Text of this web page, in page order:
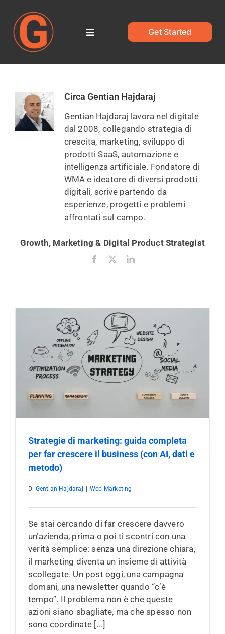
contenuto
Toggle
Home
Blog
Get Started
Circa Gentian Hajdaraj
Gentian Hajdaraj lavora nel digitale
dal 2008, collegando strategia di
crescita, marketing, sviluppo di
prodotti SaaS, automazione e
intelligenza artificiale. Fondatore di
WMA e ideatore di diversi prodotti
digitali, scrive partendo da
esperienze, progetti e problemi
affrontati sul campo.
Growth, Marketing & Digital Product Strategist
Facebook LinkedIn
Strategie di marketing: guida completa
per far crescere il business (con AI, dati e
metodo)
Di Gentian Hajdaraj | Web Marketing
Se stai cercando di far crescere davvero
un’azienda, prima o poi ti scontri con una
verità semplice: senza una direzione chiara,
il marketing diventa un insieme di attività
scollegate. Un post oggi, una campagna
domani, una newsletter quando “c’è
tempo”. Il problema non è che queste
azioni siano sbagliate, ma che spesso non
sono coordinate [...]